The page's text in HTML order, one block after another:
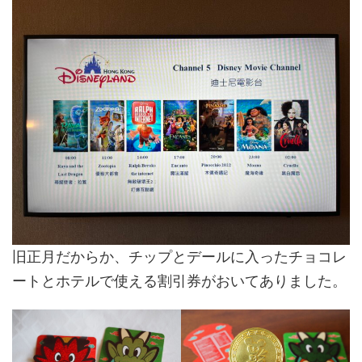
旧正月だからか、チップとデールに入ったチョコレ
ートとホテルで使える割引券がおいてありました。